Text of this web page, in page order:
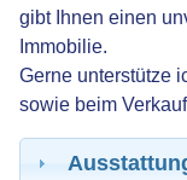
gibt Ihnen einen
Immobilie.
Gerne unterstütze
sowie beim